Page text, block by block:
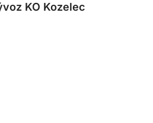
KO Kozelec